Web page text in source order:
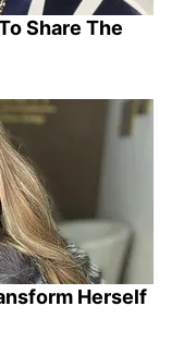
Share The
Herself